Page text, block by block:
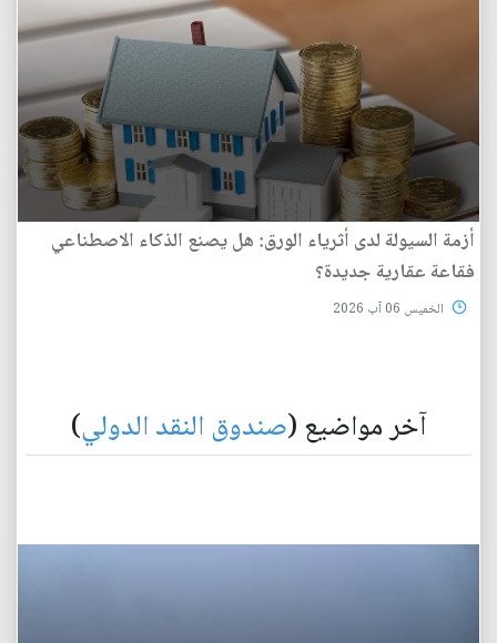
أزمة السيولة لدى أثرياء الورق: هل يصنع الذكاء الاصطناعي
فقاعة عقارية جديدة؟
الخميس 06 آب 2026
آخر مواضيع (صندوق النقد الدولي)